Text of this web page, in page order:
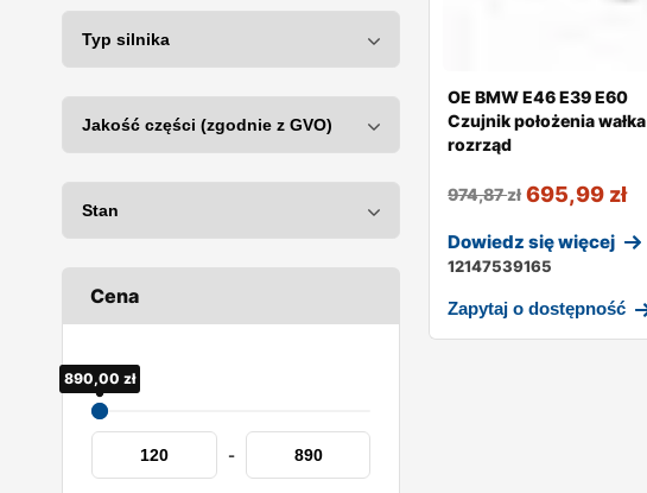
Cena
120,00 zł
890,00 zł
-
OE BMW E46 E39 E60
Czujnik położenia wałka
rozrząd
974,87zł 695,99 zł
Dowiedz się więcej
12147539165
Zapytaj o dostępność